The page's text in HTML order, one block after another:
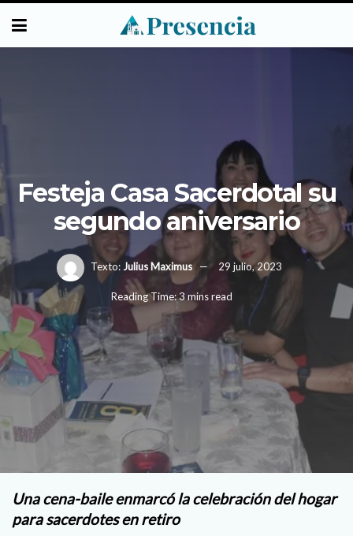
Festeja Casa Sacerdotal su
segundo aniversario
Texto: Julius Maximus 29 julio, 2023
Reading Time: 3 mins read
Una cena-baile enmarcó la celebración del hogar
para sacerdotes en retiro